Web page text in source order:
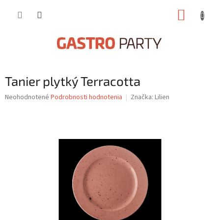
Tanier plytký Terracotta
Priemerné
Neohodnotené Podrobnosti hodnotenia Značka: Lilien